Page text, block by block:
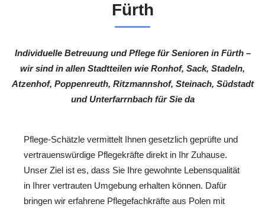
Fürth
Individuelle Betreuung und Pflege für Senioren in Fürth –
wir sind in allen Stadtteilen wie Ronhof, Sack, Stadeln,
Atzenhof, Poppenreuth, Ritzmannshof, Steinach, Südstadt
und Unterfarrnbach für Sie da
Pflege-Schätzle vermittelt Ihnen gesetzlich geprüfte und
vertrauenswürdige Pflegekräfte direkt in Ihr Zuhause.
Unser Ziel ist es, dass Sie Ihre gewohnte Lebensqualität
in Ihrer vertrauten Umgebung erhalten können. Dafür
bringen wir erfahrene Pflegefachkräfte aus Polen mit